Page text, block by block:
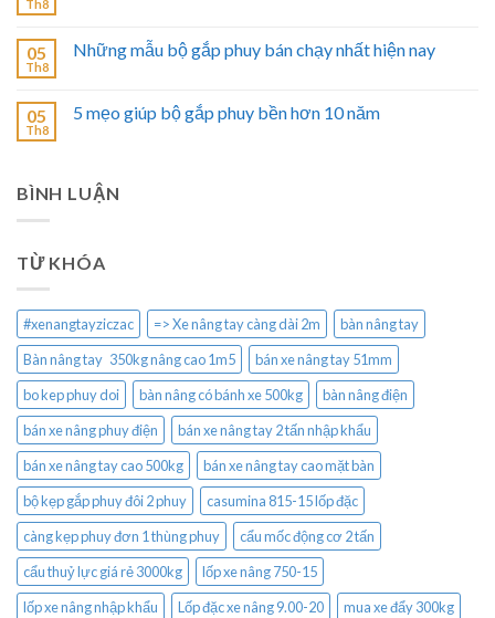
Th8
05
Th8
Những mẫu bộ gắp phuy bán chạy nhất hiện nay
05
Th8
5 mẹo giúp bộ gắp phuy bền hơn 10 năm
BÌNH LUẬN
TỪ KHÓA
#xenangtayziczac => Xe nâng tay càng dài 2m
bàn nâng tay
Bàn nâng tay 350kg nâng cao 1m5
bán xe nâng tay 51mm
bo kep phuy doi
bàn nâng có bánh xe 500kg
bàn nâng điện
bán xe nâng phuy điện
bán xe nâng tay 2 tấn nhập khẩu
bán xe nâng tay cao 500kg
bán xe nâng tay cao mặt bàn
bộ kẹp gắp phuy đôi 2 phuy
casumina 815-15 lốp đặc
càng kẹp phuy đơn 1 thùng phuy
cẩu mốc động cơ 2 tấn
cẩu thuỷ lực giá rẻ 3000kg
lốp xe nâng 750-15
lốp xe nâng nhập khẩu
Lốp đặc xe nâng 9.00-20
mua xe đẩy 300kg